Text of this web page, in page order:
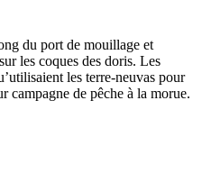
du port de mouillage et
les coques des doris. Les
les terre-neuvas pour
campagne de pêche à la morue.